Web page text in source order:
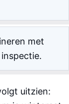
met
uitzien: